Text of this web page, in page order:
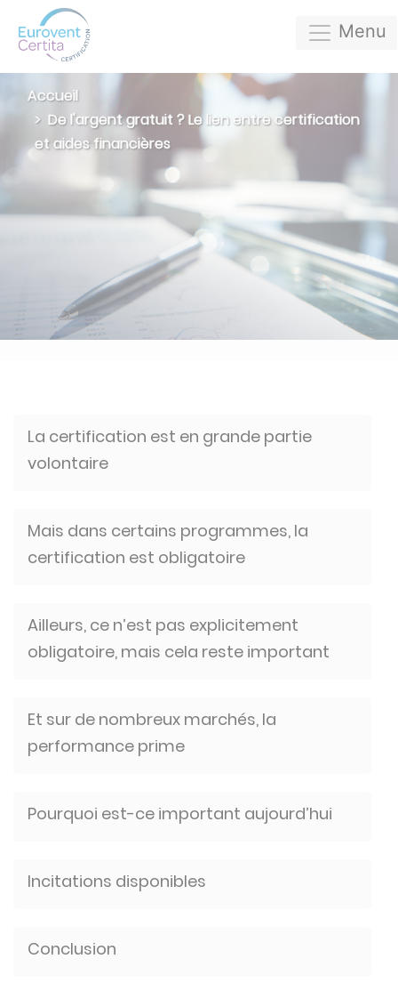
Menu
Accueil
De l'argent gratuit ? Le lien entre certification
et aides financières
La certification est en grande partie
volontaire
Mais dans certains programmes, la
certification est obligatoire
Ailleurs, ce n’est pas explicitement
obligatoire, mais cela reste important
Et sur de nombreux marchés, la
performance prime
Pourquoi est-ce important aujourd’hui
Incitations disponibles
Conclusion